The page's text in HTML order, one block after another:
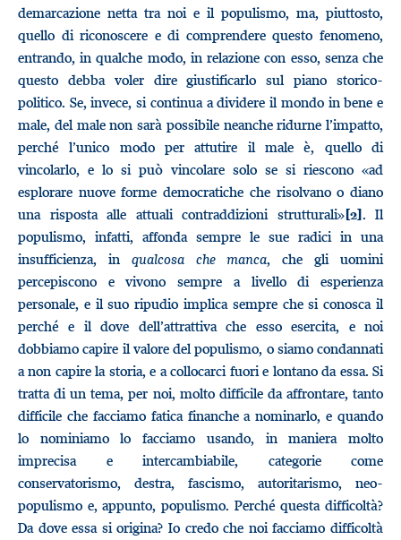
demarcazione netta tra noi e il populismo, ma, piuttosto,
quello di riconoscere e di comprendere questo fenomeno,
entrando, in qualche modo, in relazione con esso, senza che
questo debba voler dire giustificarlo sul piano storico-
politico. Se, invece, si continua a dividere il mondo in bene e
male, del male non sarà possibile neanche ridurne l’impatto,
perché l’unico modo per attutire il male è, quello di
vincolarlo, e lo si può vincolare solo se si riescono «ad
esplorare nuove forme democratiche che risolvano o diano
una risposta alle attuali contraddizioni strutturali»[2]. Il
populismo, infatti, affonda sempre le sue radici in una
insufficienza, in qualcosa che manca, che gli uomini
percepiscono e vivono sempre a livello di esperienza
personale, e il suo ripudio implica sempre che si conosca il
perché e il dove dell’attrattiva che esso esercita, e noi
dobbiamo capire il valore del populismo, o siamo condannati
a non capire la storia, e a collocarci fuori e lontano da essa. Si
tratta di un tema, per noi, molto difficile da affrontare, tanto
difficile che facciamo fatica finanche a nominarlo, e quando
lo nominiamo lo facciamo usando, in maniera molto
imprecisa e intercambiabile, categorie come
conservatorismo, destra, fascismo, autoritarismo, neo-
populismo e, appunto, populismo. Perché questa difficoltà?
Da dove essa si origina? Io credo che noi facciamo difficoltà